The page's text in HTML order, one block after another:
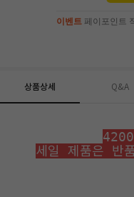
이벤트 페이포인트
상품상세 Q&A
세일 제품은 반